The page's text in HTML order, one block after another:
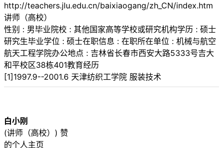
http://teachers.jlu.edu.cn/baixiaogang/zh_CN/index.htm
讲师（高校）
性别 : 男毕业院校 : 其他国家高等学校或研究机构学历 : 硕士
研究生毕业学位 : 硕士在职信息 : 在职所在单位 : 机械与航空
航天工程学院办公地点 : 吉林省长春市西安大路5333号吉大
和平校区38栋401教育经历
[1]1997.9--2001.6 天津纺织工学院 服装技术
白小刚
(讲师（高校）) 赞
的个人主页